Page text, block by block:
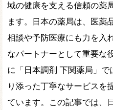
域の健康を支える信頼の薬
ます。日本の薬局は、医薬
相談や予防医療にも力を入
なパートナーとして重要な
に「日本調剤 下関薬局」
り添った丁寧なサービスを
ています。この記事では、